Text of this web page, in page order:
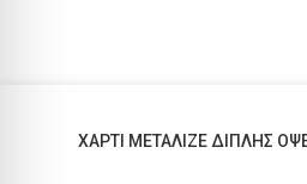
ΧΑΡΤΙ ΜΕΤΑΛΙΖΕ ΔΙΠΛΗΣ